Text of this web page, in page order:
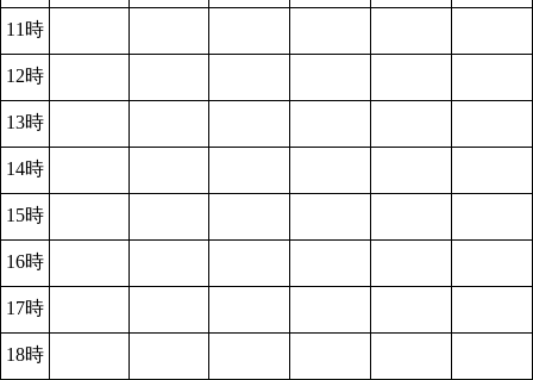
11時
12時
13時
14時
15時
16時
17時
18時